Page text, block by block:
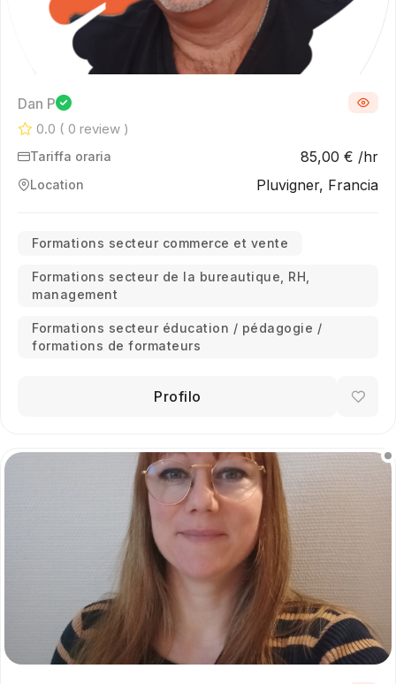
Dan P
0.0 ( 0 review )
Tariffa oraria 85,00 € /hr
Location Pluvigner, Francia
Formations secteur commerce et vente
Formations secteur de la bureautique, RH,
management
Formations secteur éducation / pédagogie /
formations de formateurs
Profilo